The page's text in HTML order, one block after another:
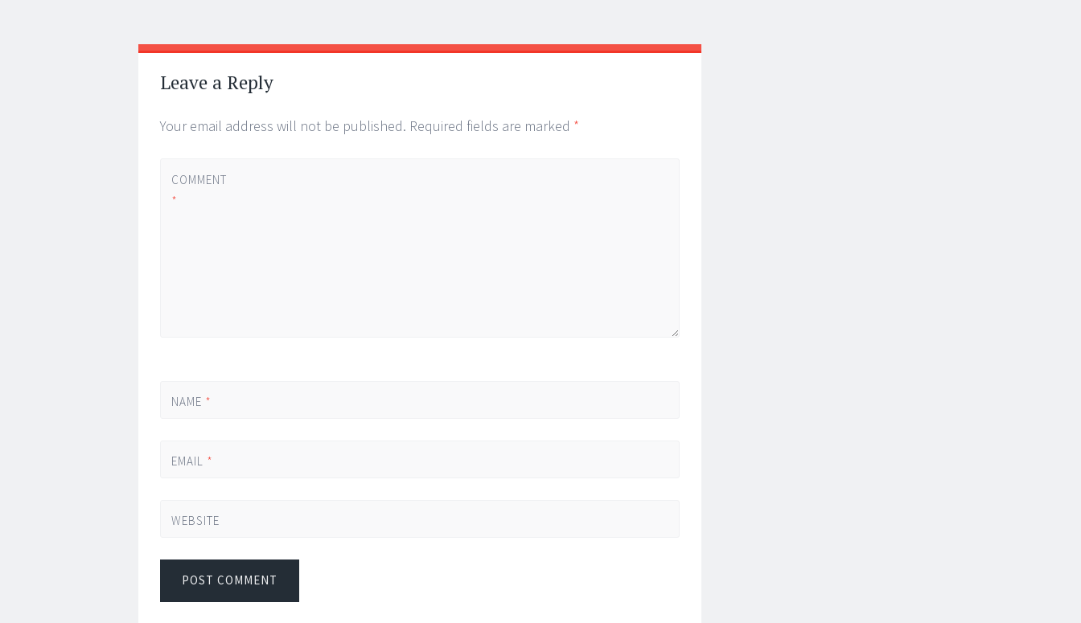
Post
navigation
←
→
Leave a Reply
Your email address will not be published. Required fields are marked *
COMMENT
*
NAME *
EMAIL *
WEBSITE